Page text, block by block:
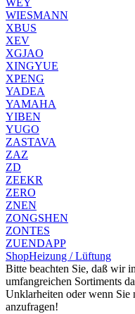
WEY
WIESMANN
XBUS
XEV
XGJAO
XINGYUE
XPENG
YADEA
YAMAHA
YIBEN
YUGO
ZASTAVA
ZAZ
ZD
ZEEKR
ZERO
ZNEN
ZONGSHEN
ZONTES
ZUENDAPP
ShopHeizung / Lüftung
Bitte beachten Sie, daß wir
umfangreichen Sortiments
Unklarheiten oder wenn
anzufragen!